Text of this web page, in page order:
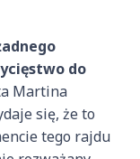
do
Martina
się, że to
tego rajdu